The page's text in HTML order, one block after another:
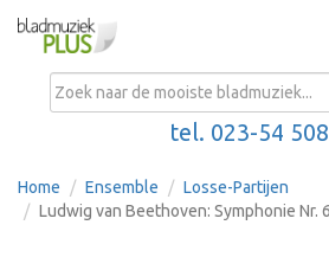
tel. 023-54
MENU
Home Ensemble
Losse-Partijen
Ludwig van Beethoven: Symphonie Nr.